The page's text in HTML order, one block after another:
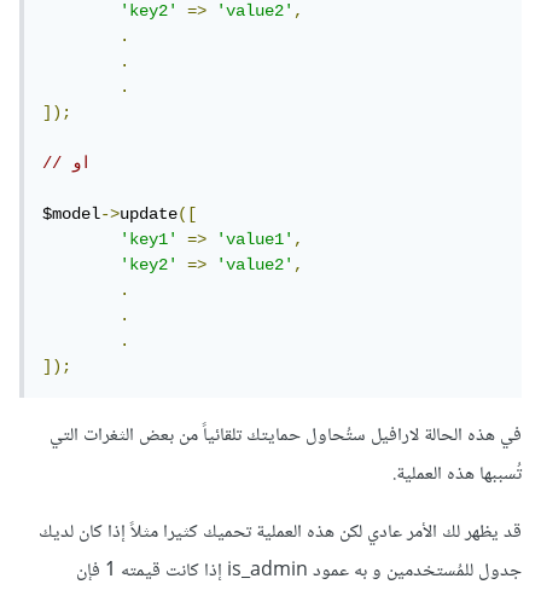
'key2'
=> 'value2',
.
.
.
]);
$model->update([
'key1'
=> 'value1',
'key2'
=> 'value2',
.
.
.
]);
في هذه الحالة لارافيل ستُحاول حمايتك تلقائياً من بعض الثغرات التي
تُسببها هذه العملية.
قد يظهر لك الأمر عادي لكن هذه العملية تحميك كثيرا مثلاً إذا كان لديك
جدول للمُستخدمين و به عمود is_admin إذا كانت قيمته 1 فإن